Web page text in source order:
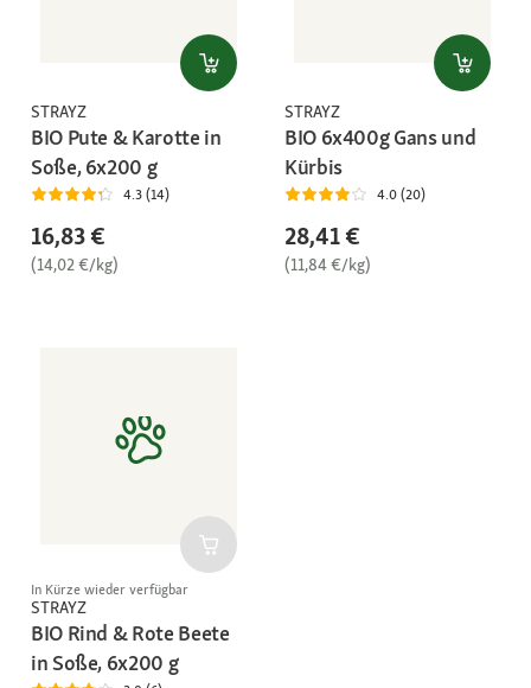
STRAYZ
BIO Pute & Karotte in
Soße, 6x200 g
4.3 (14)
16,83 €
(14,02 €/kg)
STRAYZ
BIO 6x400g Gans und
Kürbis
4.0 (20)
28,41 €
(11,84 €/kg)
In Kürze wieder verfügbar
STRAYZ
BIO Rind & Rote Beete
in Soße, 6x200 g